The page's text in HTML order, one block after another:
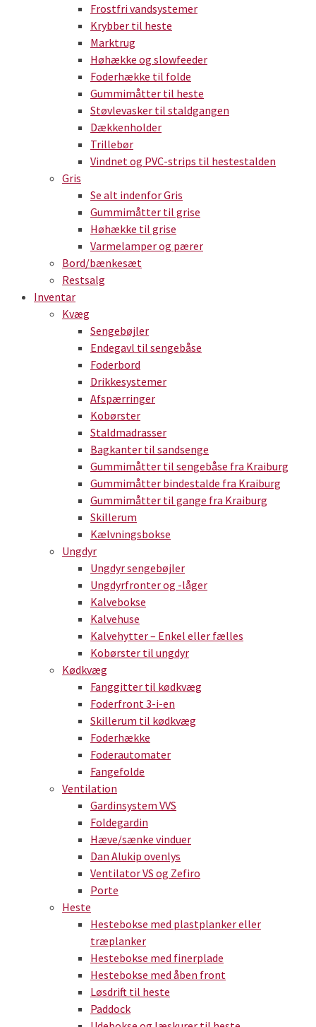
Frostfri vandsystemer
Krybber til heste
Marktrug
Høhække og slowfeeder
Foderhække til folde
Gummimåtter til heste
Støvlevasker til staldgangen
Dækkenholder
Trillebør
Vindnet og PVC-strips til hestestalden
Gris
Se alt indenfor Gris
Gummimåtter til grise
Høhække til grise
Varmelamper og pærer
Bord/bænkesæt
Restsalg
Inventar
Kvæg
Sengebøjler
Endegavl til sengebåse
Foderbord
Drikkesystemer
Afspærringer
Kobørster
Staldmadrasser
Bagkanter til sandsenge
Gummimåtter til sengebåse fra Kraiburg
Gummimåtter bindestalde fra Kraiburg
Gummimåtter til gange fra Kraiburg
Skillerum
Kælvningsbokse
Ungdyr
Ungdyr sengebøjler
Ungdyrfronter og -låger
Kalvebokse
Kalvehuse
Kalvehytter – Enkel eller fælles
Kobørster til ungdyr
Kødkvæg
Fanggitter til kødkvæg
Foderfront 3-i-en
Skillerum til kødkvæg
Foderhække
Foderautomater
Fangefolde
Ventilation
Gardinsystem VVS
Foldegardin
Hæve/sænke vinduer
Dan Alukip ovenlys
Ventilator VS og Zefiro
Porte
Heste
Hestebokse med plastplanker eller
træplanker
Hestebokse med finerplade
Hestebokse med åben front
Løsdrift til heste
Paddock